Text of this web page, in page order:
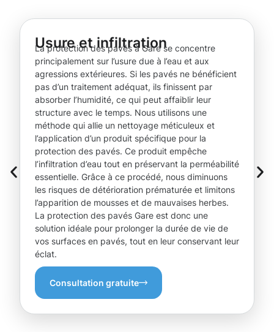
Usure et infiltration
La protection des pavés à Gare se concentre
principalement sur l’usure due à l’eau et aux
agressions extérieures. Si les pavés ne bénéficient
pas d’un traitement adéquat, ils finissent par
absorber l’humidité, ce qui peut affaiblir leur
structure avec le temps. Nous utilisons une
méthode qui allie un nettoyage méticuleux et
l’application d’un produit spécifique pour la
protection des pavés. Ce produit empêche
l’infiltration d’eau tout en préservant la perméabilité
essentielle. Grâce à ce procédé, nous diminuons
les risques de détérioration prématurée et limitons
l’apparition de mousses et de mauvaises herbes.
La protection des pavés Gare est donc une
solution idéale pour prolonger la durée de vie de
vos surfaces en pavés, tout en leur conservant leur
éclat.
Consultation gratuite